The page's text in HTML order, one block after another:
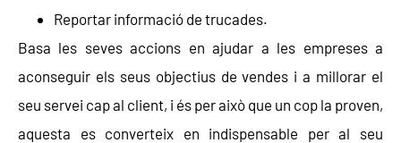
Reportar informació de trucades.
Basa les seves accions en ajudar a les empreses a
aconseguir els seus objectius de vendes i a millorar el
seu servei cap al client, i és per això que un cop la proven,
aquesta es converteix en indispensable per al seu